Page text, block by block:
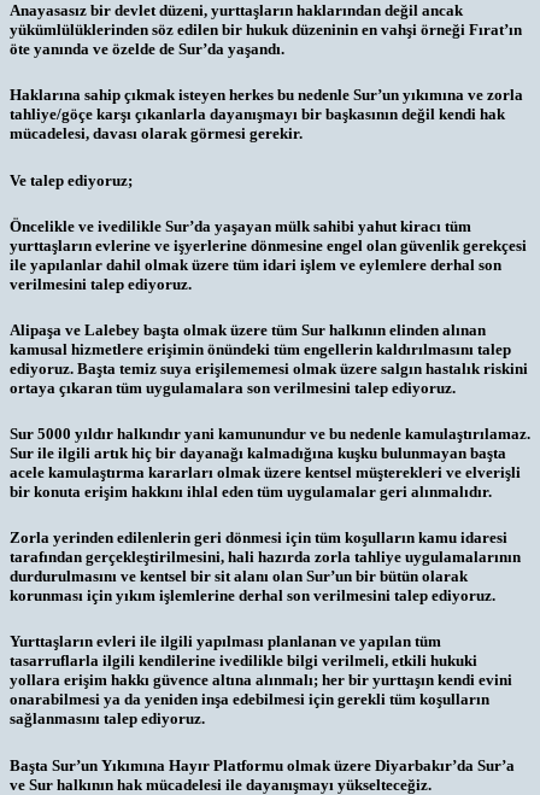
Anayasasız bir devlet düzeni, yurttaşların haklarından değil ancak
yükümlülüklerinden söz edilen bir hukuk düzeninin en vahşi örneği Fırat’ın
öte yanında ve özelde de Sur’da yaşandı.
Haklarına sahip çıkmak isteyen herkes bu nedenle Sur’un yıkımına ve zorla
tahliye/göçe karşı çıkanlarla dayanışmayı bir başkasının değil kendi hak
mücadelesi, davası olarak görmesi gerekir.
Ve talep ediyoruz;
Öncelikle ve ivedilikle Sur’da yaşayan mülk sahibi yahut kiracı tüm
yurttaşların evlerine ve işyerlerine dönmesine engel olan güvenlik gerekçesi
ile yapılanlar dahil olmak üzere tüm idari işlem ve eylemlere derhal son
verilmesini talep ediyoruz.
Alipaşa ve Lalebey başta olmak üzere tüm Sur halkının elinden alınan
kamusal hizmetlere erişimin önündeki tüm engellerin kaldırılmasını talep
ediyoruz. Başta temiz suya erişilememesi olmak üzere salgın hastalık riskini
ortaya çıkaran tüm uygulamalara son verilmesini talep ediyoruz.
Sur 5000 yıldır halkındır yani kamunundur ve bu nedenle kamulaştırılamaz.
Sur ile ilgili artık hiç bir dayanağı kalmadığına kuşku bulunmayan başta
acele kamulaştırma kararları olmak üzere kentsel müşterekleri ve elverişli
bir konuta erişim hakkını ihlal eden tüm uygulamalar geri alınmalıdır.
Zorla yerinden edilenlerin geri dönmesi için tüm koşulların kamu idaresi
tarafından gerçekleştirilmesini, hali hazırda zorla tahliye uygulamalarının
durdurulmasını ve kentsel bir sit alanı olan Sur’un bir bütün olarak
korunması için yıkım işlemlerine derhal son verilmesini talep ediyoruz.
Yurttaşların evleri ile ilgili yapılması planlanan ve yapılan tüm
tasarruflarla ilgili kendilerine ivedilikle bilgi verilmeli, etkili hukuki
yollara erişim hakkı güvence altına alınmalı; her bir yurttaşın kendi evini
onarabilmesi ya da yeniden inşa edebilmesi için gerekli tüm koşulların
sağlanmasını talep ediyoruz.
Başta Sur’un Yıkımına Hayır Platformu olmak üzere Diyarbakır’da Sur’a
ve Sur halkının hak mücadelesi ile dayanışmayı yükselteceğiz.